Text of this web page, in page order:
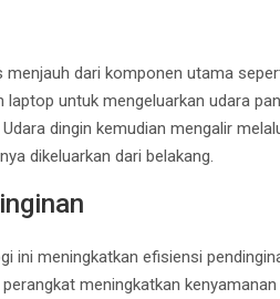
dari komponen utama
untuk mengeluarkan udara
dingin kemudian mengalir
dikeluarkan dari belakang.
ini meningkatkan efisiensi
meningkatkan